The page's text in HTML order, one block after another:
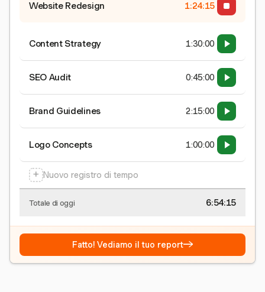
Website Redesign 1:24:15
Content Strategy 1:30:00
SEO Audit 0:45:00
Brand Guidelines 2:15:00
Logo Concepts 1:00:00
+ Nuovo registro di tempo
Totale di oggi 6:54:15
Fatto! Vediamo il tuo report→